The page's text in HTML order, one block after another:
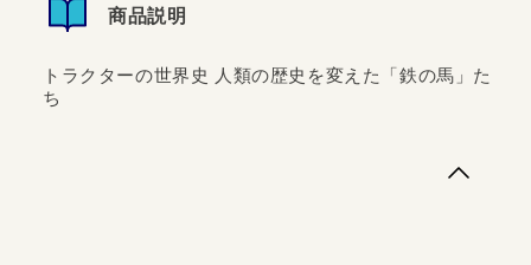
商品説明
トラクターの世界史 人類の歴史を変えた「鉄の馬」た
ち